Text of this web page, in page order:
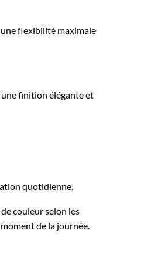
une flexibilité maximale
une finition élégante et
quotidienne.
couleur selon les
de la journée.